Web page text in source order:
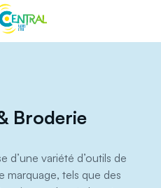
Broderie
d’une variété d’outils de
marquage, tels que des